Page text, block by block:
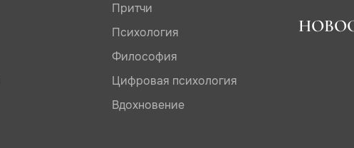
Притчи
Психология
Философия
Цифровая психология
Вдохновение